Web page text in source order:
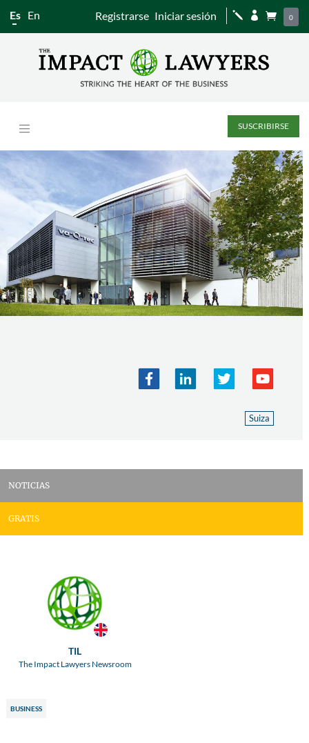
Es En Registrarse Iniciar sesión j   0
SUSCRIBIRSE
Suiza
NOTICIAS
GRATIS
TIL
The Impact Lawyers Newsroom
BUSINESS